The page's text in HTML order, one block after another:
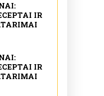
IR
IR